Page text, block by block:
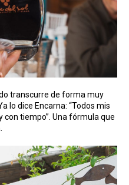
transcurre de forma muy
lo dice Encarna: “Todos mis
tiempo”. Una fórmula que